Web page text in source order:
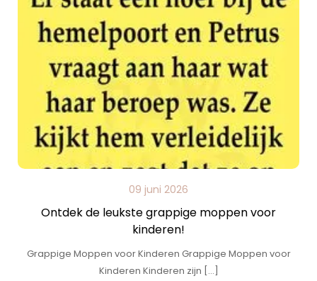
09 juni 2026
Ontdek de leukste grappige moppen voor
kinderen!
Grappige Moppen voor Kinderen Grappige Moppen voor
Kinderen Kinderen zijn […]